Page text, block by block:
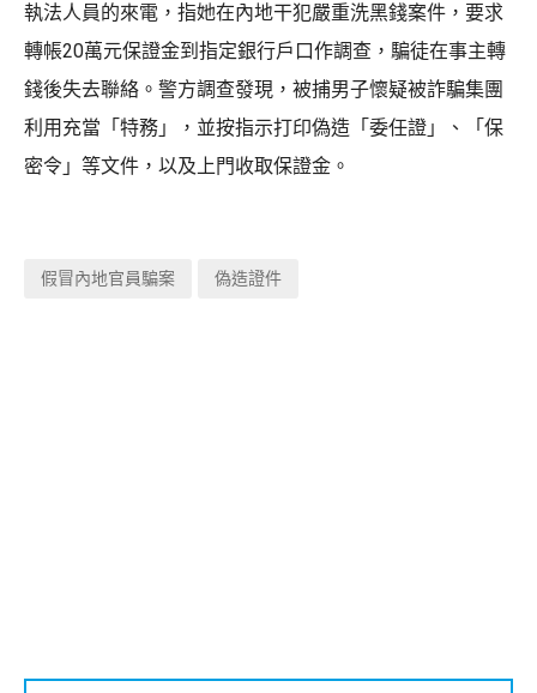
執法人員的來電，指她在內地干犯嚴重洗黑錢案件，要求
轉帳20萬元保證金到指定銀行戶口作調查，騙徒在事主轉
錢後失去聯絡。警方調查發現，被捕男子懷疑被詐騙集團
利用充當「特務」，並按指示打印偽造「委任證」、「保
密令」等文件，以及上門收取保證金。
假冒內地官員騙案 偽造證件